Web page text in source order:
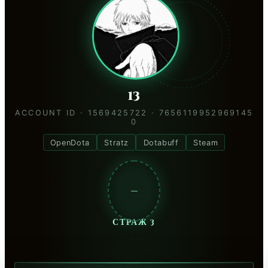
13
ACCOUNT ID · 1569425722 · 7656119952969145
0
OpenDota Stratz Dotabuff Steam
—
СТРАЖ 3